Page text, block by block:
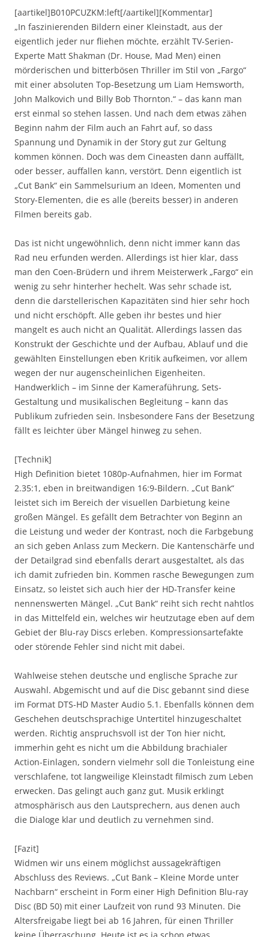
[aartikel]B010PCUZKM:left[/aartikel][Kommentar]
„In faszinierenden Bildern einer Kleinstadt, aus der
eigentlich jeder nur fliehen möchte, erzählt TV-Serien-
Experte Matt Shakman (Dr. House, Mad Men) einen
mörderischen und bitterbösen Thriller im Stil von „Fargo“
mit einer absoluten Top-Besetzung um Liam Hemsworth,
John Malkovich und Billy Bob Thornton.“ – das kann man
erst einmal so stehen lassen. Und nach dem etwas zähen
Beginn nahm der Film auch an Fahrt auf, so dass
Spannung und Dynamik in der Story gut zur Geltung
kommen können. Doch was dem Cineasten dann auffällt,
oder besser, auffallen kann, verstört. Denn eigentlich ist
„Cut Bank“ ein Sammelsurium an Ideen, Momenten und
Story-Elementen, die es alle (bereits besser) in anderen
Filmen bereits gab.
Das ist nicht ungewöhnlich, denn nicht immer kann das
Rad neu erfunden werden. Allerdings ist hier klar, dass
man den Coen-Brüdern und ihrem Meisterwerk „Fargo“ ein
wenig zu sehr hinterher hechelt. Was sehr schade ist,
denn die darstellerischen Kapazitäten sind hier sehr hoch
und nicht erschöpft. Alle geben ihr bestes und hier
mangelt es auch nicht an Qualität. Allerdings lassen das
Konstrukt der Geschichte und der Aufbau, Ablauf und die
gewählten Einstellungen eben Kritik aufkeimen, vor allem
wegen der nur augenscheinlichen Eigenheiten.
Handwerklich – im Sinne der Kameraführung, Sets-
Gestaltung und musikalischen Begleitung – kann das
Publikum zufrieden sein. Insbesondere Fans der Besetzung
fällt es leichter über Mängel hinweg zu sehen.
[Technik]
High Definition bietet 1080p-Aufnahmen, hier im Format
2.35:1, eben in breitwandigen 16:9-Bildern. „Cut Bank“
leistet sich im Bereich der visuellen Darbietung keine
großen Mängel. Es gefällt dem Betrachter von Beginn an
die Leistung und weder der Kontrast, noch die Farbgebung
an sich geben Anlass zum Meckern. Die Kantenschärfe und
der Detailgrad sind ebenfalls derart ausgestaltet, als das
ich damit zufrieden bin. Kommen rasche Bewegungen zum
Einsatz, so leistet sich auch hier der HD-Transfer keine
nennenswerten Mängel. „Cut Bank“ reiht sich recht nahtlos
in das Mittelfeld ein, welches wir heutzutage eben auf dem
Gebiet der Blu-ray Discs erleben. Kompressionsartefakte
oder störende Fehler sind nicht mit dabei.
Wahlweise stehen deutsche und englische Sprache zur
Auswahl. Abgemischt und auf die Disc gebannt sind diese
im Format DTS-HD Master Audio 5.1. Ebenfalls können dem
Geschehen deutschsprachige Untertitel hinzugeschaltet
werden. Richtig anspruchsvoll ist der Ton hier nicht,
immerhin geht es nicht um die Abbildung brachialer
Action-Einlagen, sondern vielmehr soll die Tonleistung eine
verschlafene, tot langweilige Kleinstadt filmisch zum Leben
erwecken. Das gelingt auch ganz gut. Musik erklingt
atmosphärisch aus den Lautsprechern, aus denen auch
die Dialoge klar und deutlich zu vernehmen sind.
[Fazit]
Widmen wir uns einem möglichst aussagekräftigen
Abschluss des Reviews. „Cut Bank – Kleine Morde unter
Nachbarn“ erscheint in Form einer High Definition Blu-ray
Disc (BD 50) mit einer Laufzeit von rund 93 Minuten. Die
Altersfreigabe liegt bei ab 16 Jahren, für einen Thriller